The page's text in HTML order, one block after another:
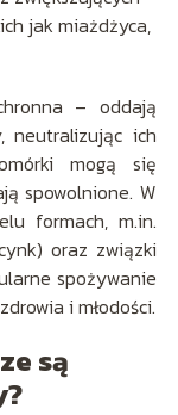
jak miażdżyca,
– oddają
neutralizując ich
mogą się
spowolnione. W
formach, m.in.
oraz związki
spożywanie
i młodości.
są